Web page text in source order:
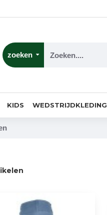
zoeken
KIDS WEDSTRIJDKLEDING